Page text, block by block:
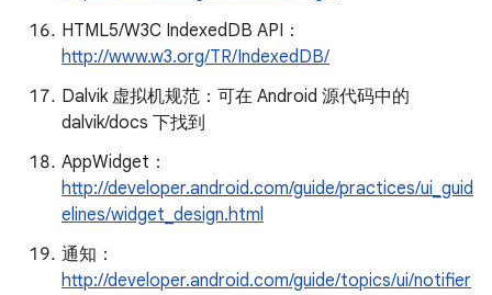
HTML5/W3C IndexedDB API：
http://www.w3.org/TR/IndexedDB/
Dalvik 虚拟机规范：可在 Android 源代码中的
dalvik/docs 下找到
AppWidget：
http://developer.android.com/guide/practices/ui_guid
elines/widget_design.html
通知：
http://developer.android.com/guide/topics/ui/notifier